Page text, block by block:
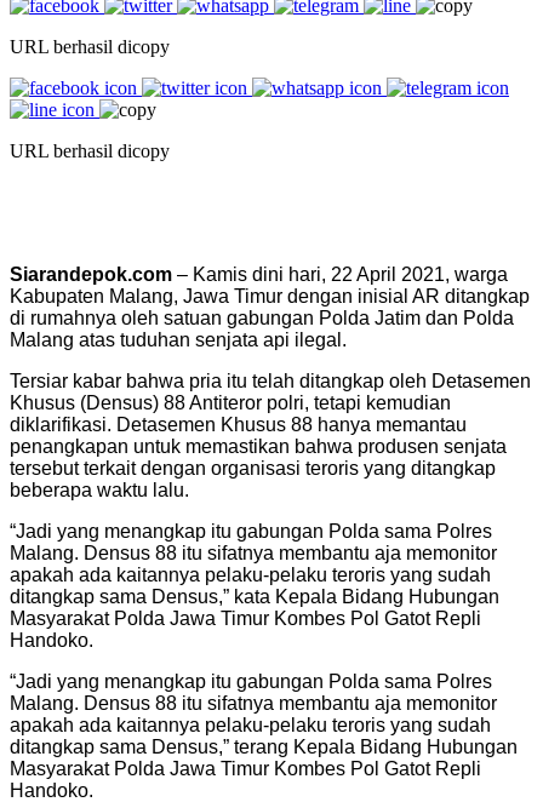
URL berhasil dicopy
URL berhasil dicopy
Siarandepok.com – Kamis dini hari, 22 April 2021, warga
Kabupaten Malang, Jawa Timur dengan inisial AR ditangkap
di rumahnya oleh satuan gabungan Polda Jatim dan Polda
Malang atas tuduhan senjata api ilegal.
Tersiar kabar bahwa pria itu telah ditangkap oleh Detasemen
Khusus (Densus) 88 Antiteror polri, tetapi kemudian
diklarifikasi. Detasemen Khusus 88 hanya memantau
penangkapan untuk memastikan bahwa produsen senjata
tersebut terkait dengan organisasi teroris yang ditangkap
beberapa waktu lalu.
“Jadi yang menangkap itu gabungan Polda sama Polres
Malang. Densus 88 itu sifatnya membantu aja memonitor
apakah ada kaitannya pelaku-pelaku teroris yang sudah
ditangkap sama Densus,” kata Kepala Bidang Hubungan
Masyarakat Polda Jawa Timur Kombes Pol Gatot Repli
Handoko.
“Jadi yang menangkap itu gabungan Polda sama Polres
Malang. Densus 88 itu sifatnya membantu aja memonitor
apakah ada kaitannya pelaku-pelaku teroris yang sudah
ditangkap sama Densus,” terang Kepala Bidang Hubungan
Masyarakat Polda Jawa Timur Kombes Pol Gatot Repli
Handoko.